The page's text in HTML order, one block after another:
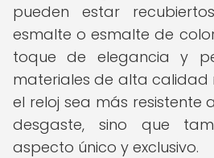
pueden estar
esmalte o esmalte de
toque de elegancia y
materiales de alta calidad
el reloj sea más resistente
desgaste, sino que
aspecto único y exclusivo.